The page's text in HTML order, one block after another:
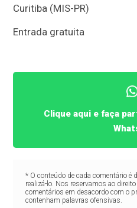
Curitiba (MIS-PR)
Entrada gratuita
Clique aqui e faça
* O conteúdo de cada comentário é
realizá-lo. Nos reservamos ao
comentários em desacordo com o
contenham palavras ofensivas.